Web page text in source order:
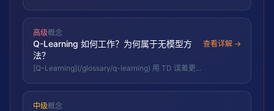
高级概念
Q-Learning 如何工作？为何属于无模型方
法？
[Q-Learning](/glossary/q-learning) 用 TD 误差更新
查看详解 →
中级概念